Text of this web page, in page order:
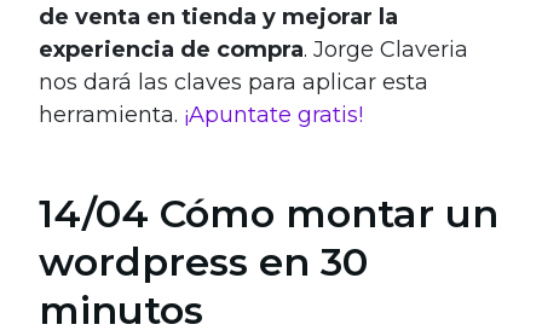
de venta en tienda y mejorar la
experiencia de compra. Jorge Claveria
nos dará las claves para aplicar esta
herramienta. ¡Apuntate gratis!
14/04 Cómo montar un
wordpress en 30
minutos